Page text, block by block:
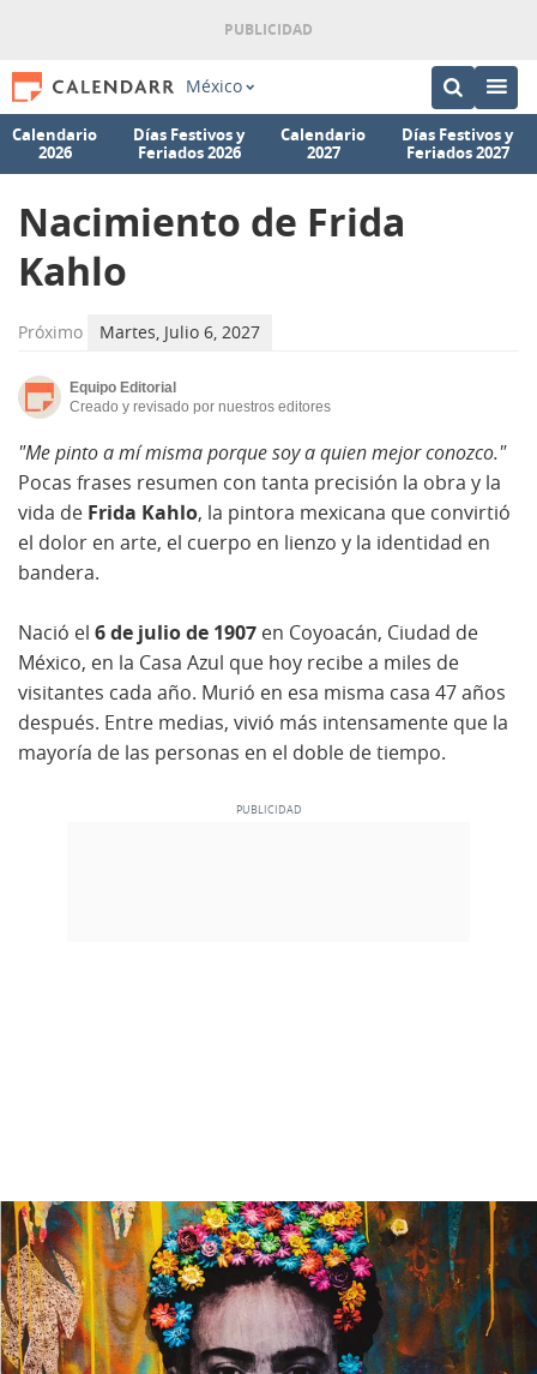
México
Calendario
2026
Días Festivos y
Feriados 2026
Calendario
2027
Días Festivos y
Feriados 2027
Nacimiento de Frida
Kahlo
Próximo Martes, Julio 6, 2027
Equipo Editorial
Creado y revisado por nuestros editores
"Me pinto a mí misma porque soy a quien mejor conozco."
Pocas frases resumen con tanta precisión la obra y la
vida de Frida Kahlo, la pintora mexicana que convirtió
el dolor en arte, el cuerpo en lienzo y la identidad en
bandera.
Nació el 6 de julio de 1907 en Coyoacán, Ciudad de
México, en la Casa Azul que hoy recibe a miles de
visitantes cada año. Murió en esa misma casa 47 años
después. Entre medias, vivió más intensamente que la
mayoría de las personas en el doble de tiempo.